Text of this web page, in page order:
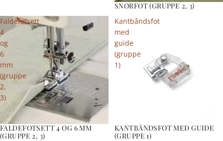
SNORFOT (GRUPPE 2, 3)
Faldefotsett
4
og
6
mm
(gruppe
2,
3)
FALDEFOTSETT 4 OG 6 MM
(GRUPPE 2, 3)
Kantbåndsfot
med
guide
(gruppe
1)
KANTBÅNDSFOT MED GUIDE
(GRUPPE 1)